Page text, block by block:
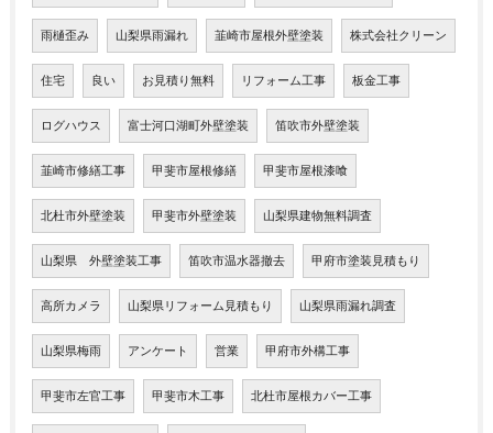
雨樋歪み 山梨県雨漏れ 韮崎市屋根外壁塗装 株式会社クリーン
住宅 良い お見積り無料 リフォーム工事 板金工事
ログハウス 富士河口湖町外壁塗装 笛吹市外壁塗装
韮崎市修繕工事 甲斐市屋根修繕 甲斐市屋根漆喰
北杜市外壁塗装 甲斐市外壁塗装 山梨県建物無料調査
山梨県 外壁塗装工事 笛吹市温水器撤去 甲府市塗装見積もり
高所カメラ 山梨県リフォーム見積もり 山梨県雨漏れ調査
山梨県梅雨 アンケート 営業 甲府市外構工事
甲斐市左官工事 甲斐市木工事 北杜市屋根カバー工事